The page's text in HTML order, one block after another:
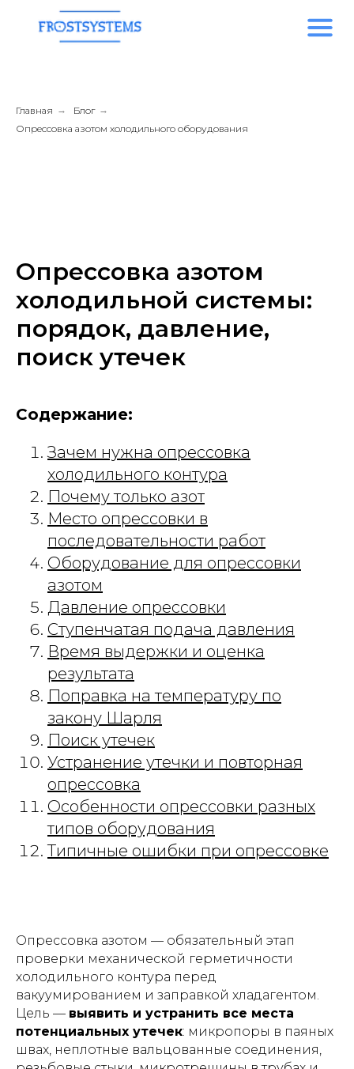
Главная → Блог →
Опрессовка азотом холодильного оборудования
Опрессовка азотом
холодильной системы:
порядок, давление,
поиск утечек
Содержание:
Зачем нужна опрессовка
холодильного контура
Почему только азот
Место опрессовки в
последовательности работ
Оборудование для опрессовки
азотом
Давление опрессовки
Ступенчатая подача давления
Время выдержки и оценка
результата
Поправка на температуру по
закону Шарля
Поиск утечек
Устранение утечки и повторная
опрессовка
Особенности опрессовки разных
типов оборудования
Типичные ошибки при опрессовке
Опрессовка азотом — обязательный этап
проверки механической герметичности
холодильного контура перед
вакуумированием и заправкой хладагентом.
Цель — выявить и устранить все места
потенциальных утечек: микропоры в паяных
швах, неплотные вальцованные соединения,